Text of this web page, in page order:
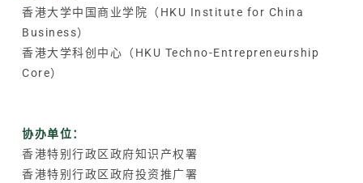
香港大学中国商业学院（HKU Institute for China
Business）
香港大学科创中心（HKU Techno-Entrepreneurship
Core）
协办单位：
香港特别行政区政府知识产权署
香港特别行政区政府投资推广署